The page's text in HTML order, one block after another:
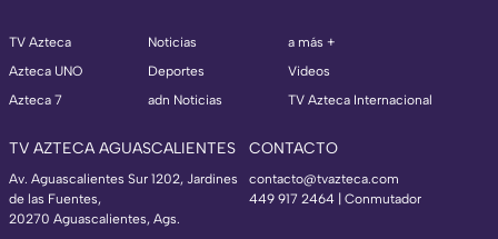
TV Azteca
Azteca UNO
Azteca 7
Noticias
Deportes
adn Noticias
a más +
Videos
TV Azteca Internacional
TV AZTECA AGUASCALIENTES
Av. Aguascalientes Sur 1202, Jardines
de las Fuentes,
20270 Aguascalientes, Ags.
CONTACTO
contacto@tvazteca.com
449 917 2464 | Conmutador